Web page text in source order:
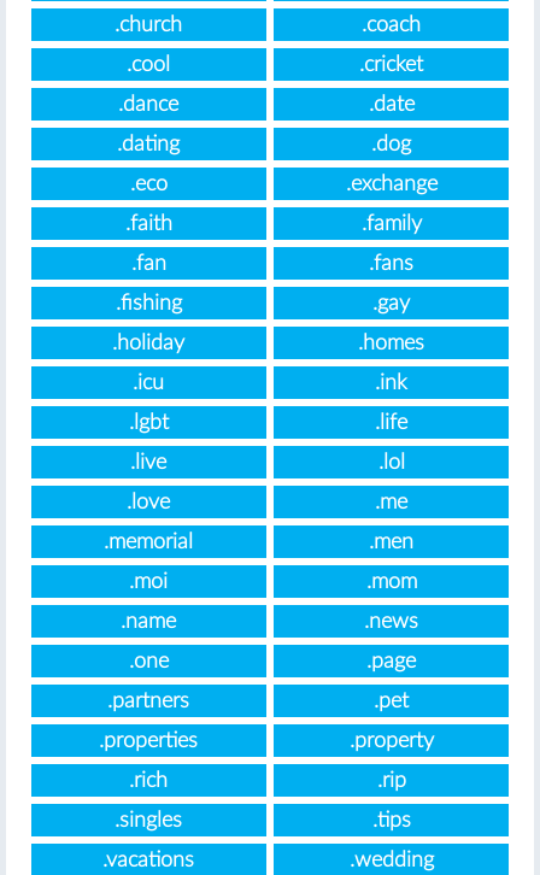
.church
.coach
.cool
.cricket
.dance
.date
.dating
.dog
.eco
.exchange
.faith
.family
.fan
.fans
.fishing
.gay
.holiday
.homes
.icu
.ink
.lgbt
.life
.live
.lol
.love
.me
.memorial
.men
.moi
.mom
.name
.news
.one
.page
.partners
.pet
.properties
.property
.rich
.rip
.singles
.tips
.vacations
.wedding